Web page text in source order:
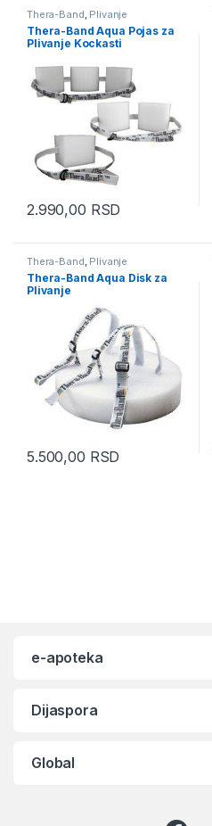
Thera-Band Plivanje
Thera-Band Aqua Pojas za
Plivanje Kockasti
2.990,00 RSD
Thera-Band, Plivanje
Thera-Band Aqua Disk za
Plivanje
5.500,00 RSD
e-apoteka
Dijaspora
Global